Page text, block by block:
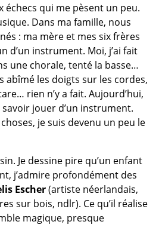
échecs qui me pèsent un peu.
Dans ma famille, nous
: ma mère et mes six frères
d’un instrument. Moi, j’ai fait
une chorale, tenté la basse…
abîmé les doigts sur les cordes,
rien n’y a fait. Aujourd’hui,
savoir jouer d’un instrument.
je suis devenu un peu le
Je dessine pire qu’un enfant
j’admire profondément des
Escher(artiste néerlandais,
sur bois, ndlr). Ce qu’il réalise
magique, presque